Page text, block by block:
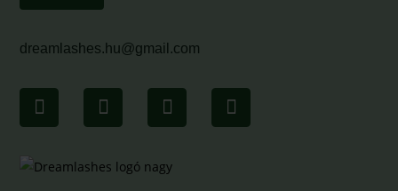
dreamlashes.hu@gmail.com